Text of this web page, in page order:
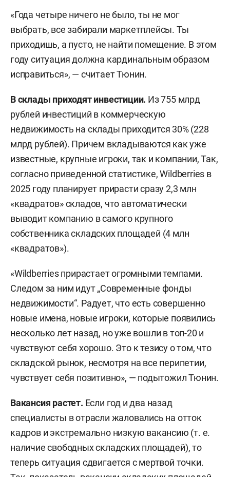
«Года четыре ничего не было, ты не мог
выбрать, все забирали маркетплейсы. Ты
приходишь, а пусто, не найти помещение. В этом
году ситуация должна кардинальным образом
исправиться», — считает Тюнин.
В склады приходят инвестиции. Из 755 млрд
рублей инвестиций в коммерческую
недвижимость на склады приходится 30% (228
млрд рублей). Причем вкладываются как уже
известные, крупные игроки, так и компании, Так,
согласно приведенной статистике, Wildberries в
2025 году планирует прирасти сразу 2,3 млн
«квадратов» складов, что автоматически
выводит компанию в самого крупного
собственника складских площадей (4 млн
«квадратов»).
«Wildberries прирастает огромными темпами.
Следом за ним идут „Современные фонды
недвижимости“. Радует, что есть совершенно
новые имена, новые игроки, которые появились
несколько лет назад, но уже вошли в топ-20 и
чувствуют себя хорошо. Это к тезису о том, что
складской рынок, несмотря на все перипетии,
чувствует себя позитивно», — подытожил Тюнин.
Вакансия растет. Если год и два назад
специалисты в отрасли жаловались на отток
кадров и экстремально низкую вакансию (т. е.
наличие свободных складских площадей), то
теперь ситуация сдвигается с мертвой точки.